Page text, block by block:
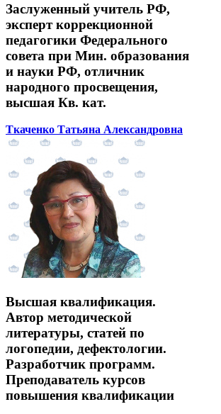
Заслуженный учитель РФ,
эксперт коррекционной
педагогики Федерального
совета при Мин. образования
и науки РФ, отличник
народного просвещения,
высшая Кв. кат.
Ткаченко Татьяна Александровна
Высшая квалификация.
Автор методической
литературы, статей по
логопедии, дефектологии.
Разработчик программ.
Преподаватель курсов
повышения квалификации